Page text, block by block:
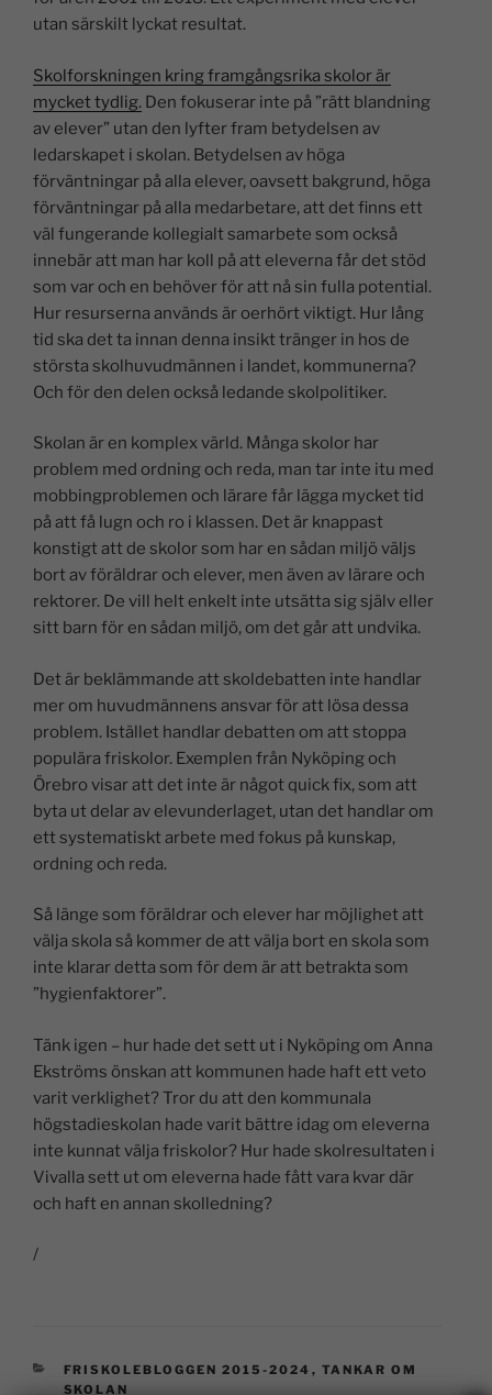
utan särskilt lyckat resultat.
Skolforskningen kring framgångsrika skolor är
mycket tydlig. Den fokuserar inte på ”rätt blandning
av elever” utan den lyfter fram betydelsen av
ledarskapet i skolan. Betydelsen av höga
förväntningar på alla elever, oavsett bakgrund, höga
förväntningar på alla medarbetare, att det finns ett
väl fungerande kollegialt samarbete som också
innebär att man har koll på att eleverna får det stöd
som var och en behöver för att nå sin fulla potential.
Hur resurserna används är oerhört viktigt. Hur lång
tid ska det ta innan denna insikt tränger in hos de
största skolhuvudmännen i landet, kommunerna?
Och för den delen också ledande skolpolitiker.
Skolan är en komplex värld. Många skolor har
problem med ordning och reda, man tar inte itu med
mobbingproblemen och lärare får lägga mycket tid
på att få lugn och ro i klassen. Det är knappast
konstigt att de skolor som har en sådan miljö väljs
bort av föräldrar och elever, men även av lärare och
rektorer. De vill helt enkelt inte utsätta sig själv eller
sitt barn för en sådan miljö, om det går att undvika.
Det är beklämmande att skoldebatten inte handlar
mer om huvudmännens ansvar för att lösa dessa
problem. Istället handlar debatten om att stoppa
populära friskolor. Exemplen från Nyköping och
Örebro visar att det inte är något quick fix, som att
byta ut delar av elevunderlaget, utan det handlar om
ett systematiskt arbete med fokus på kunskap,
ordning och reda.
Så länge som föräldrar och elever har möjlighet att
välja skola så kommer de att välja bort en skola som
inte klarar detta som för dem är att betrakta som
”hygienfaktorer”.
Tänk igen – hur hade det sett ut i Nyköping om Anna
Ekströms önskan att kommunen hade haft ett veto
varit verklighet? Tror du att den kommunala
högstadieskolan hade varit bättre idag om eleverna
inte kunnat välja friskolor? Hur hade skolresultaten i
Vivalla sett ut om eleverna hade fått vara kvar där
och haft en annan skolledning?
/
FRISKOLEBLOGGEN 2015-2024 , TANKAR OM
SKOLAN